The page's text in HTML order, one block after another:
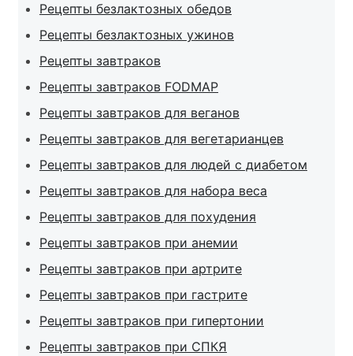
Рецепты безлактозных обедов
Рецепты безлактозных ужинов
Рецепты завтраков
Рецепты завтраков FODMAP
Рецепты завтраков для веганов
Рецепты завтраков для вегетарианцев
Рецепты завтраков для людей с диабетом
Рецепты завтраков для набора веса
Рецепты завтраков для похудения
Рецепты завтраков при анемии
Рецепты завтраков при артрите
Рецепты завтраков при гастрите
Рецепты завтраков при гипертонии
Рецепты завтраков при СПКЯ